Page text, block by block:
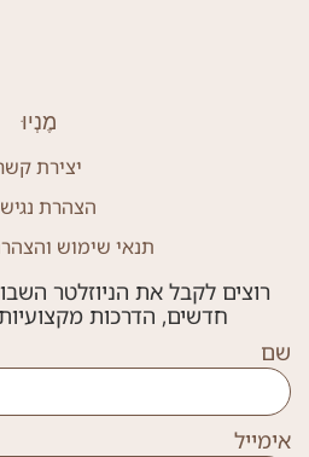
מֶנְיוּ
יצירת
הצהרת
תנאי שימוש
רוצים לקבל את הניוזלטר
חדשים, הדרכות
שם
אימייל